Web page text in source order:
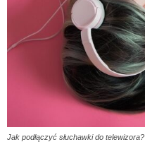
Jak podłączyć słuchawki do telewizora?